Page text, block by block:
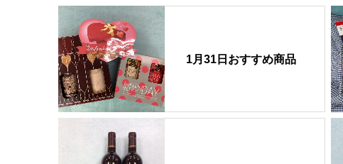
1月31日おすすめ商品